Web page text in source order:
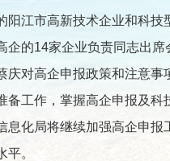
市高新技术企业和科技
企的14家企业负责同志出席
高企申报政策和注意事
备工作，掌握高企申报及
局将继续加强高企申报
。